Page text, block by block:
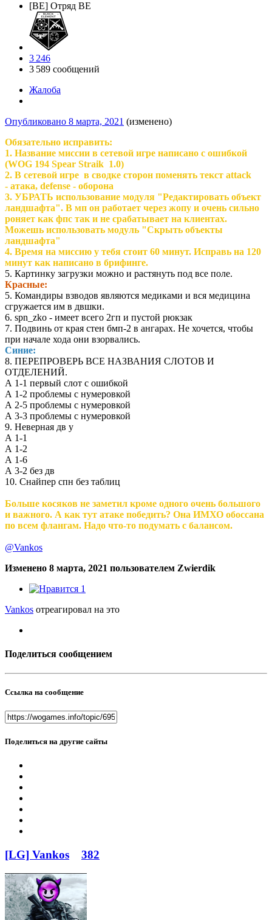
[BE] Отряд BE
3 246
3 589 сообщений
Жалоба
Опубликовано 8 марта, 2021 (изменено)
Обязательно исправить:
1. Название миссии в сетевой игре написано с ошибкой
(WOG 194 Spear Straik 1.0)
2. В сетевой игре в сводке сторон поменять текст attack
- атака, defense - оборона
3. УБРАТЬ использование модуля "Редактировать объект
ландшафта". В мп он работает через жопу и очень сильно
роняет как фпс так и не срабатывает на клиентах.
Можешь использовать модуль "Скрыть объекты
ландшафта"
4. Время на миссию у тебя стоит 60 минут. Исправь на 120
минут как написано в брифинге.
5. Картинку загрузки можно и растянуть под все поле.
Красные:
5. Командиры взводов являются медиками и вся медицина
сгружается им в двшки.
6. spn_zko - имеет всего 2гп и пустой рюкзак
7. Подвинь от края стен бмп-2 в ангарах. Не хочется, чтобы
при начале хода они взорвались.
Синие:
8. ПЕРЕПРОВЕРЬ ВСЕ НАЗВАНИЯ СЛОТОВ И
ОТДЕЛЕНИЙ.
А 1-1 первый слот с ошибкой
А 1-2 проблемы с нумеровкой
А 2-5 проблемы с нумеровкой
А 3-3 проблемы с нумеровкой
9. Неверная дв у
А 1-1
А 1-2
А 1-6
А 3-2 без дв
10. Снайпер спн без таблиц
Больше косяков не заметил кроме одного очень большого
и важного. А как тут атаке победить? Она ИМХО обоссана
по всем флангам. Надо что-то подумать с балансом.
@Vankos
Изменено 8 марта, 2021 пользователем Zwierdik
1
Vankos отреагировал на это
Поделиться сообщением
Ссылка на сообщение
Поделиться на другие сайты
[LG] Vankos 382